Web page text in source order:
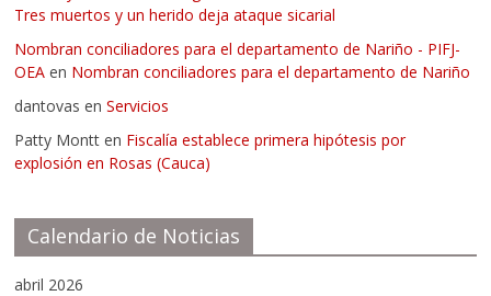
Tres muertos y un herido deja ataque sicarial
Nombran conciliadores para el departamento de Nariño - PIFJ-
OEA en Nombran conciliadores para el departamento de Nariño
dantovas enServicios
Patty Montt en Fiscalía establece primera hipótesis por
explosión en Rosas (Cauca)
Calendario de Noticias
abril 2026